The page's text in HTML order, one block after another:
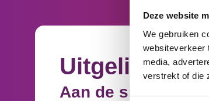
Deze website
We gebruiken
websiteverkeer
media,
verstrekt of die
Uitgelicht
Aan de slag met